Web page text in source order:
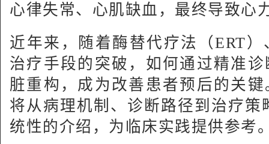
心律失常、心肌缺血，最终导致心
近年来，随着酶替代疗法（ERT
治疗手段的突破，如何通过精准
脏重构，成为改善患者预后的关键
将从病理机制、诊断路径到治疗
统性的介绍，为临床实践提供参考